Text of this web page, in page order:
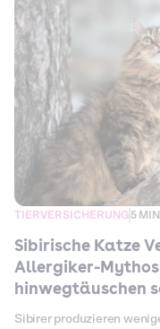
TIERVERSICHERUNG 5 MIN
Sibirische Katze
Allergiker-Mythos
hinwegtäuschen
Sibirer produzieren